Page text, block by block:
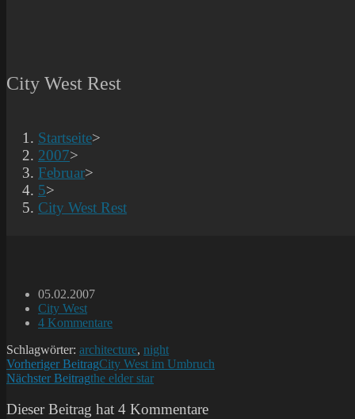
City West Rest
Startseite>
2007>
Februar>
5>
City West Rest
Beitrag
veröffentlicht:
05.02.2007
Beitrags-
Kategorie:
City West
Beitrags-
4 Kommentare
Schlagwörter: architecture, night
Weitere
Artikel
ansehen
Vorheriger BeitragCity West im Umbruch
Nächster Beitragthe elder star
Dieser Beitrag hat 4 Kommentare